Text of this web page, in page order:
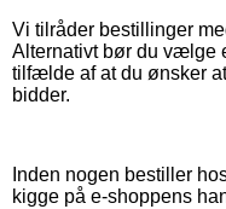
Vi tilråder bestillinger
Alternativt bør du vælge
tilfælde af at du ønsker
bidder.
Inden nogen bestiller
kigge på e-shoppens